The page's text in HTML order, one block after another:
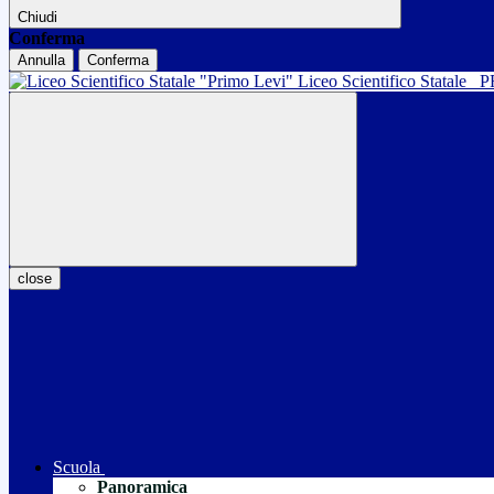
Chiudi
Conferma
Annulla Conferma
Liceo Scientifico Statale
close
Scuola
Panoramica